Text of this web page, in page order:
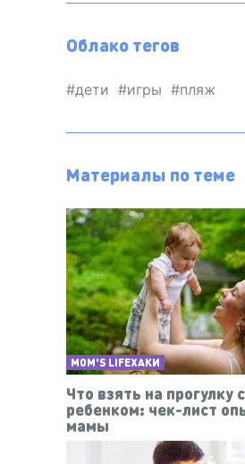
Облако тегов
дети игры пляж
Материалы по теме
MOM'S LIFEХАКИ
Что взять на прогулку с
ребенком: чек-лист
мамы